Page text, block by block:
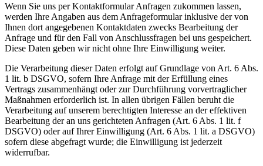
Wenn Sie uns per Kontaktformular Anfragen zukommen lassen,
werden Ihre Angaben aus dem Anfrageformular inklusive der von
Ihnen dort angegebenen Kontaktdaten zwecks Bearbeitung der
Anfrage und für den Fall von Anschlussfragen bei uns gespeichert.
Diese Daten geben wir nicht ohne Ihre Einwilligung weiter.
Die Verarbeitung dieser Daten erfolgt auf Grundlage von Art. 6 Abs.
1 lit. b DSGVO, sofern Ihre Anfrage mit der Erfüllung eines
Vertrags zusammenhängt oder zur Durchführung vorvertraglicher
Maßnahmen erforderlich ist. In allen übrigen Fällen beruht die
Verarbeitung auf unserem berechtigten Interesse an der effektiven
Bearbeitung der an uns gerichteten Anfragen (Art. 6 Abs. 1 lit. f
DSGVO) oder auf Ihrer Einwilligung (Art. 6 Abs. 1 lit. a DSGVO)
sofern diese abgefragt wurde; die Einwilligung ist jederzeit
widerrufbar.